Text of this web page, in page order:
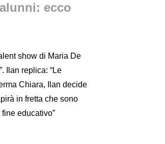
ecco
show di Maria De
Ilan replica: “Le
Chiara, Ilan decide
in fretta che sono
educativo”